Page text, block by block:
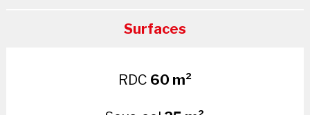
Surfaces
RDC 60 m²